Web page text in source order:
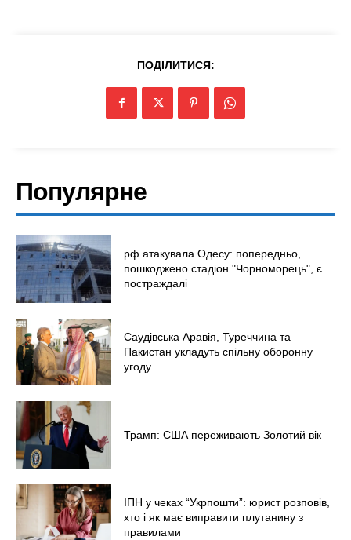
Київ
Україна
Економіка
Політика
Світ
Війна
ПОДІЛИТИСЯ:
Популярне
рф атакувала Одесу: попередньо,
пошкоджено стадіон "Чорноморець", є
постраждалі
Саудівська Аравія, Туреччина та
Пакистан укладуть спільну оборонну
угоду
Трамп: США переживають Золотий вік
ІПН у чеках “Укрпошти”: юрист розповів,
хто і як має виправити плутанину з
правилами